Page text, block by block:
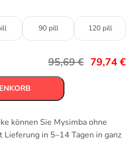
90 pill 120 pill
95,69€ 79,74€
können Sie Mysimba ohne
Lieferung in 5–14 Tagen in ganz